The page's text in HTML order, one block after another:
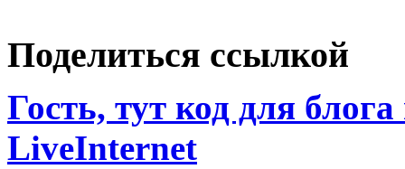
Поделиться ссылкой
Гость, тут код для
LiveInternet